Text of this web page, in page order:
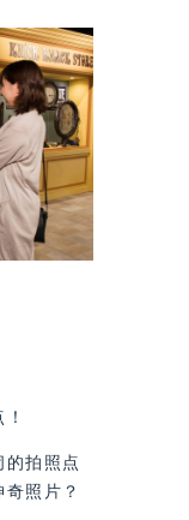
的拍照点
照片？